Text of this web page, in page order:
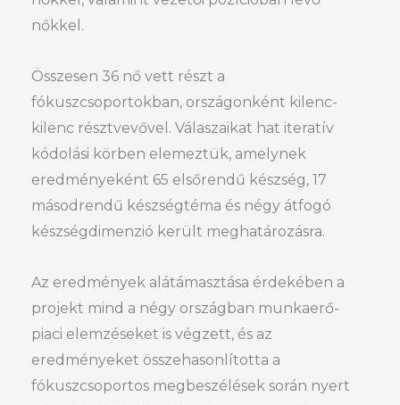
nőkkel.
Összesen 36 nő vett részt a
fókuszcsoportokban, országonként kilenc-
kilenc résztvevővel. Válaszaikat hat iteratív
kódolási körben elemeztük, amelynek
eredményeként 65 elsőrendű készség, 17
másodrendű készségtéma és négy átfogó
készségdimenzió került meghatározásra.
Az eredmények alátámasztása érdekében a
projekt mind a négy országban munkaerő-
piaci elemzéseket is végzett, és az
eredményeket összehasonlította a
fókuszcsoportos megbeszélések során nyert